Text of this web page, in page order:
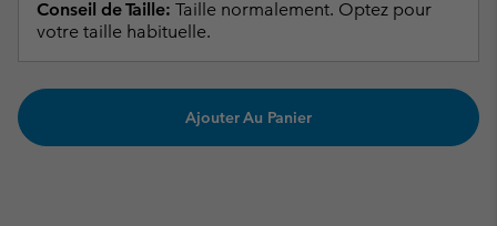
Conseil de Taille: Taille normalement. Optez pour
votre taille habituelle.
Ajouter Au Panier